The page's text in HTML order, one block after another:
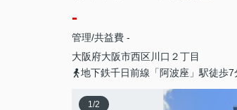
-
管理/共益費 -
大阪府大阪市西区川口 ２丁目
地下鉄千日前線「阿波座」駅徒歩7
1/2